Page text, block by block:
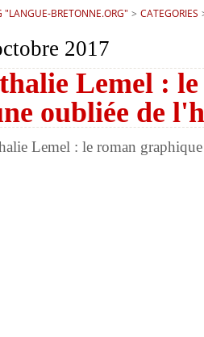
"LANGUE-BRETONNE.ORG" > CATEGORIES
2017
Lemel :
oubliée de